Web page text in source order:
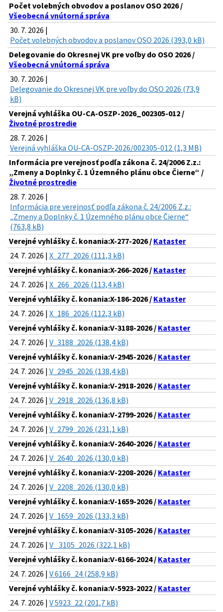
Počet volebných obvodov a poslanov OSO 2026 /
Všeobecná vnútorná správa
30. 7. 2026 |
Počet volebných obvodov a poslanov OSO 2026 (393,0 kB)
Delegovanie do Okresnej VK pre voľby do OSO 2026 /
Všeobecná vnútorná správa
30. 7. 2026 |
Delegovanie do Okresnej VK pre voľby do OSO 2026 (73,9
kB)
Verejná vyhláška OU-CA-OSZP-2026_002305-012 /
Životné prostredie
28. 7. 2026 |
Verejná vyhláška OU-CA-OSZP-2026/002305-012 (1,3 MB)
Informácia pre verejnosť podľa zákona č. 24/2006 Z.z.:
„Zmeny a Doplnky č. 1 Územného plánu obce Čierne“ /
Životné prostredie
28. 7. 2026 |
Informácia pre verejnosť podľa zákona č. 24/2006 Z.z.:
„Zmeny a Doplnky č. 1 Územného plánu obce Čierne“
(763,8 kB)
Verejné vyhlášky č. konania:X-277-2026 / Kataster
24. 7. 2026 | X_277_2026 (111,3 kB)
Verejné vyhlášky č. konania:X-266-2026 / Kataster
24. 7. 2026 | X_266_2026 (113,4 kB)
Verejné vyhlášky č. konania:X-186-2026 / Kataster
24. 7. 2026 | X_186_2026 (112,3 kB)
Verejné vyhlášky č. konania:V-3188-2026 / Kataster
24. 7. 2026 | V_3188_2026 (138,4 kB)
Verejné vyhlášky č. konania:V-2945-2026 / Kataster
24. 7. 2026 | V_2945_2026 (138,4 kB)
Verejné vyhlášky č. konania:V-2918-2026 / Kataster
24. 7. 2026 | V_2918_2026 (136,8 kB)
Verejné vyhlášky č. konania:V-2799-2026 / Kataster
24. 7. 2026 | V_2799_2026 (231,1 kB)
Verejné vyhlášky č. konania:V-2640-2026 / Kataster
24. 7. 2026 | V_2640_2026 (130,0 kB)
Verejné vyhlášky č. konania:V-2208-2026 / Kataster
24. 7. 2026 | V_2208_2026 (130,0 kB)
Verejné vyhlášky č. konania:V-1659-2026 / Kataster
24. 7. 2026 | V_1659_2026 (133,3 kB)
Verejné vyhlášky č. konania:V-3105-2026 / Kataster
24. 7. 2026 | V _3105_2026 (322,1 kB)
Verejné vyhlášky č. konania:V-6166-2024 / Kataster
24. 7. 2026 | V 6166_24 (258,9 kB)
Verejné vyhlášky č. konania:V-5923-2022 / Kataster
24. 7. 2026 | V 5923_22 (201,7 kB)